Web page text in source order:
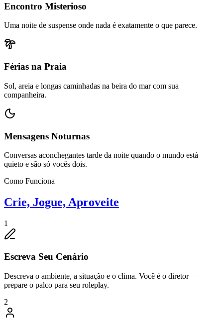
Encontro Misterioso
Uma noite de suspense onde nada é exatamente o que parece.
Férias na Praia
Sol, areia e longas caminhadas na beira do mar com sua
companheira.
Mensagens Noturnas
Conversas aconchegantes tarde da noite quando o mundo está
quieto e são só vocês dois.
Como Funciona
Crie, Jogue, Aproveite
1
Escreva Seu Cenário
Descreva o ambiente, a situação e o clima. Você é o diretor —
prepare o palco para seu roleplay.
2